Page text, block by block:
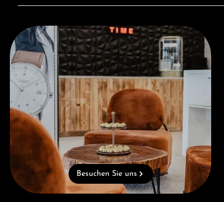
Besuchen Sie uns
Besuchen Sie uns